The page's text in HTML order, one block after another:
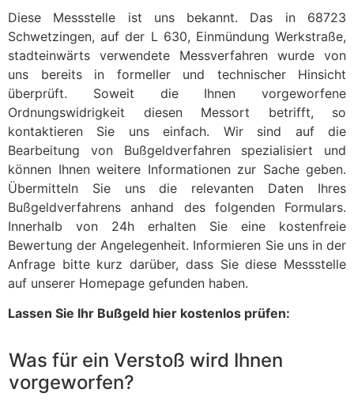
Diese Messstelle ist uns bekannt. Das in 68723
Schwetzingen, auf der L 630, Einmündung Werkstraße,
stadteinwärts verwendete Messverfahren wurde von
uns bereits in formeller und technischer Hinsicht
überprüft. Soweit die Ihnen vorgeworfene
Ordnungswidrigkeit diesen Messort betrifft, so
kontaktieren Sie uns einfach. Wir sind auf die
Bearbeitung von Bußgeldverfahren spezialisiert und
können Ihnen weitere Informationen zur Sache geben.
Übermitteln Sie uns die relevanten Daten Ihres
Bußgeldverfahrens anhand des folgenden Formulars.
Innerhalb von 24h erhalten Sie eine kostenfreie
Bewertung der Angelegenheit. Informieren Sie uns in der
Anfrage bitte kurz darüber, dass Sie diese Messstelle
auf unserer Homepage gefunden haben.
Lassen Sie Ihr Bußgeld hier kostenlos prüfen:
Was für ein Verstoß wird Ihnen
vorgeworfen?